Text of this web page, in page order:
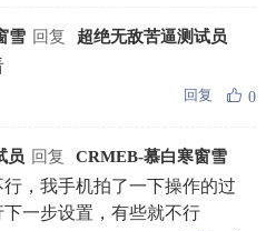
雪 回复 超绝无敌苦逼测试员
回复 0
员 回复 CRMEB-慕白寒窗雪
，我手机拍了一下操作的过
一步设置，有些就不行